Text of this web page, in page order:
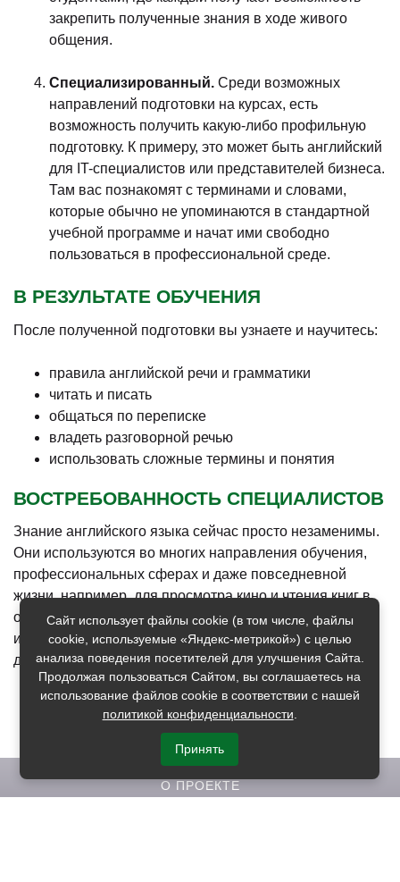
закрепить полученные знания в ходе живого
общения.
Специализированный. Среди возможных
направлений подготовки на курсах, есть
возможность получить какую-либо профильную
подготовку. К примеру, это может быть английский
для IT-специалистов или представителей бизнеса.
Там вас познакомят с терминами и словами,
которые обычно не упоминаются в стандартной
учебной программе и начат ими свободно
пользоваться в профессиональной среде.
В РЕЗУЛЬТАТЕ ОБУЧЕНИЯ
После полученной подготовки вы узнаете и научитесь:
правила английской речи и грамматики
читать и писать
общаться по переписке
владеть разговорной речью
использовать сложные термины и понятия
ВОСТРЕБОВАННОСТЬ СПЕЦИАЛИСТОВ
Знание английского языка сейчас просто незаменимы.
Они используются во многих направления обучения,
профессиональных сферах и даже повседневной
жизни, например, для просмотра кино и чтения книг в
оригинале. В общем востребованность владения этим
иностранным высока. Освойте его и вы, обратившись
для этого к помощи наших курсов.
О ПРОЕКТЕ
Сайт использует файлы cookie (в том числе, файлы
cookie, используемые «Яндекс-метрикой») с целью
анализа поведения посетителей для улучшения Сайта.
Продолжая пользоваться Сайтом, вы соглашаетесь на
использование файлов cookie в соответствии с нашей
политикой конфиденциальности
Принять